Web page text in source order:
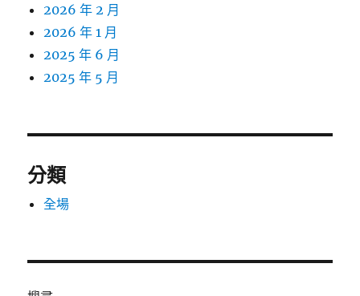
2026 年 2 月
2026 年 1 月
2025 年 6 月
2025 年 5 月
分類
全場